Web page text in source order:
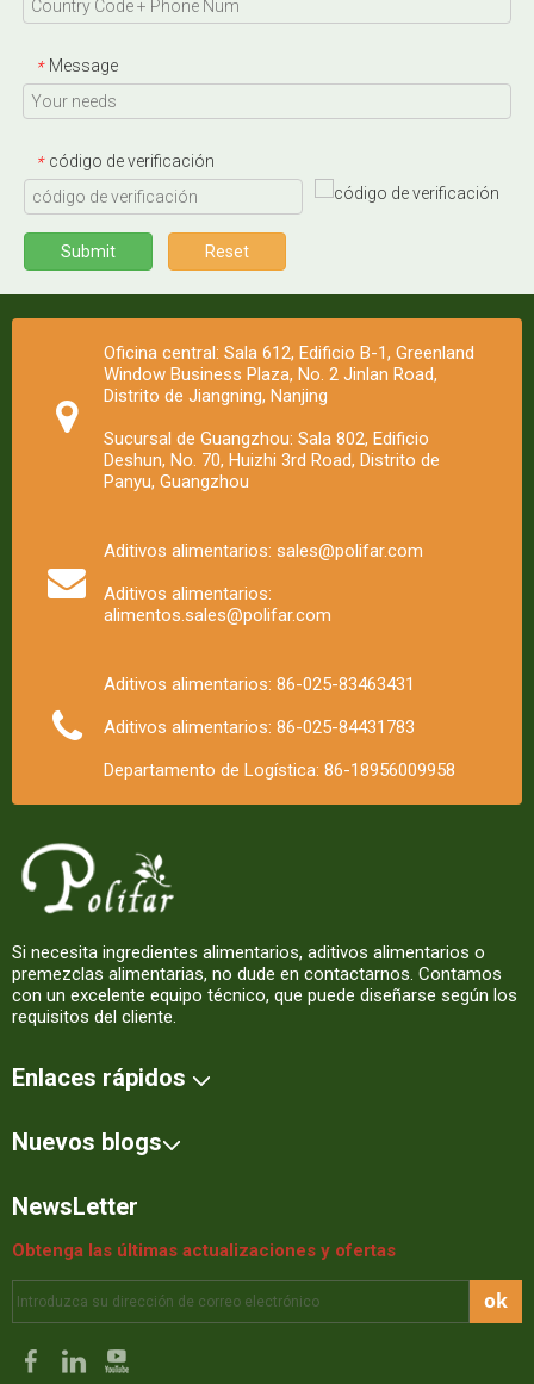
* Message
* código de verificación
Submit Reset
Oficina central: Sala 612, Edificio B-1, Greenland
Window Business Plaza, No. 2 Jinlan Road,
Distrito de Jiangning, Nanjing
Sucursal de Guangzhou: Sala 802, Edificio
Deshun, No. 70, Huizhi 3rd Road, Distrito de
Panyu, Guangzhou
Aditivos alimentarios: sales@polifar.com
Aditivos alimentarios:
alimentos.sales@polifar.com
Aditivos alimentarios: 86-025-83463431
Aditivos alimentarios: 86-025-84431783
Departamento de Logística: 86-18956009958
Si necesita ingredientes alimentarios, aditivos alimentarios o
premezclas alimentarias, no dude en contactarnos. Contamos
con un excelente equipo técnico, que puede diseñarse según los
requisitos del cliente.
Enlaces rápidos
Nuevos blogs
NewsLetter
Obtenga las últimas actualizaciones y ofertas
ok